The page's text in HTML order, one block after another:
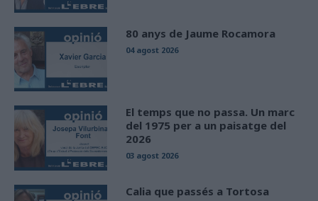
80 anys de Jaume Rocamora
04 agost 2026
El temps que no passa. Un marc
del 1975 per a un paisatge del
2026
03 agost 2026
Calia que passés a Tortosa